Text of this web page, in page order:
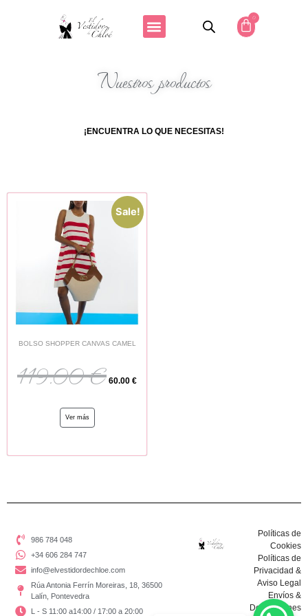
0
Nuestros productos
¡ENCUENTRA LO QUE NECESITAS!
Sale!
BOLSO SHOPPER CANVAS CAMEL
119.00€ 60.00 €
Ver más
986 784 048
+34 606 284 747
info@elvestidordechloe.com
Rúa Antonia Ferrín Moreiras, 18, 36500
Lalín, Pontevedra
L - S 11:00 a14:00 / 17:00 a 20:00
Políticas de
Cookies
Políticas de
Privacidad &
Aviso Legal
Envíos &
Devoluciones